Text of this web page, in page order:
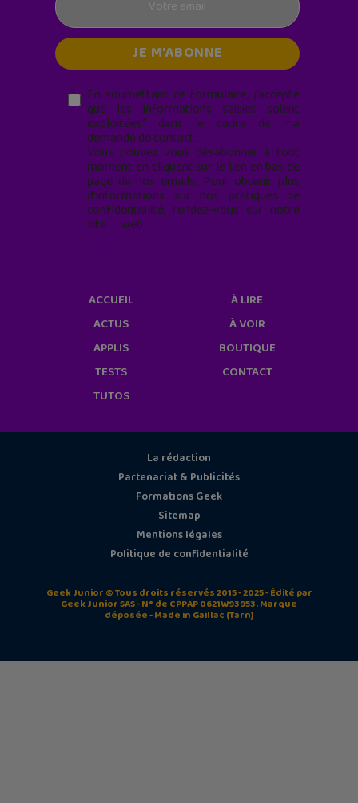
En soumettant ce formulaire, j’accepte
que les informations saisies soient
exploitées* dans le cadre de ma
demande de contact.
Vous pouvez vous désabonner à tout
moment en cliquant sur le lien en bas de
page de nos emails. Pour obtenir plus
d'informations sur nos pratiques de
confidentialité, rendez-vous sur notre
site web
ACCUEIL
ACTUS
APPLIS
TESTS
TUTOS
À LIRE
À VOIR
BOUTIQUE
CONTACT
La rédaction
Partenariat & Publicités
Formations Geek
Sitemap
Mentions légales
Politique de confidentialité
Geek Junior © Tous droits réservés 2015 - 2025 - Édité par
Geek Junior SAS - N° de CPPAP 0621W93953. Marque
déposée - Made in Gaillac (Tarn)